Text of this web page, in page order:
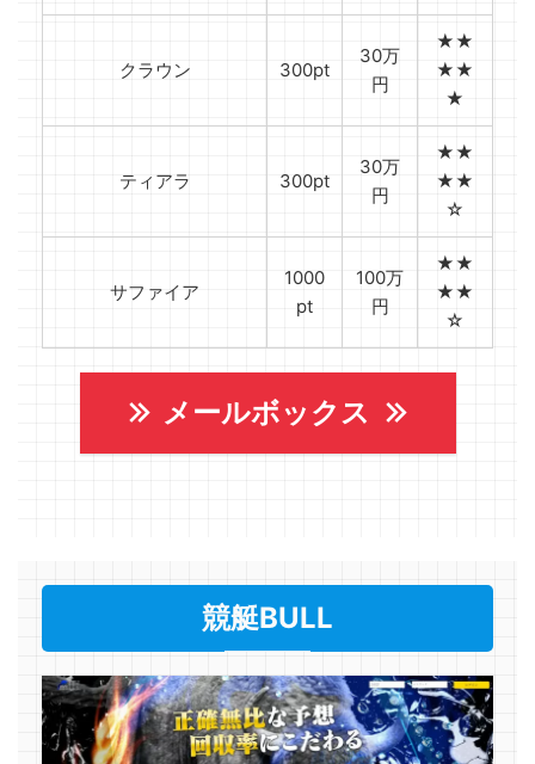
クラウン 300pt
30万
円
★★
★★
★
ティアラ 300pt
30万
円
★★
★★
☆
サファイア
1000
pt
100万
円
★★
★★
☆
メールボックス
競艇BULL